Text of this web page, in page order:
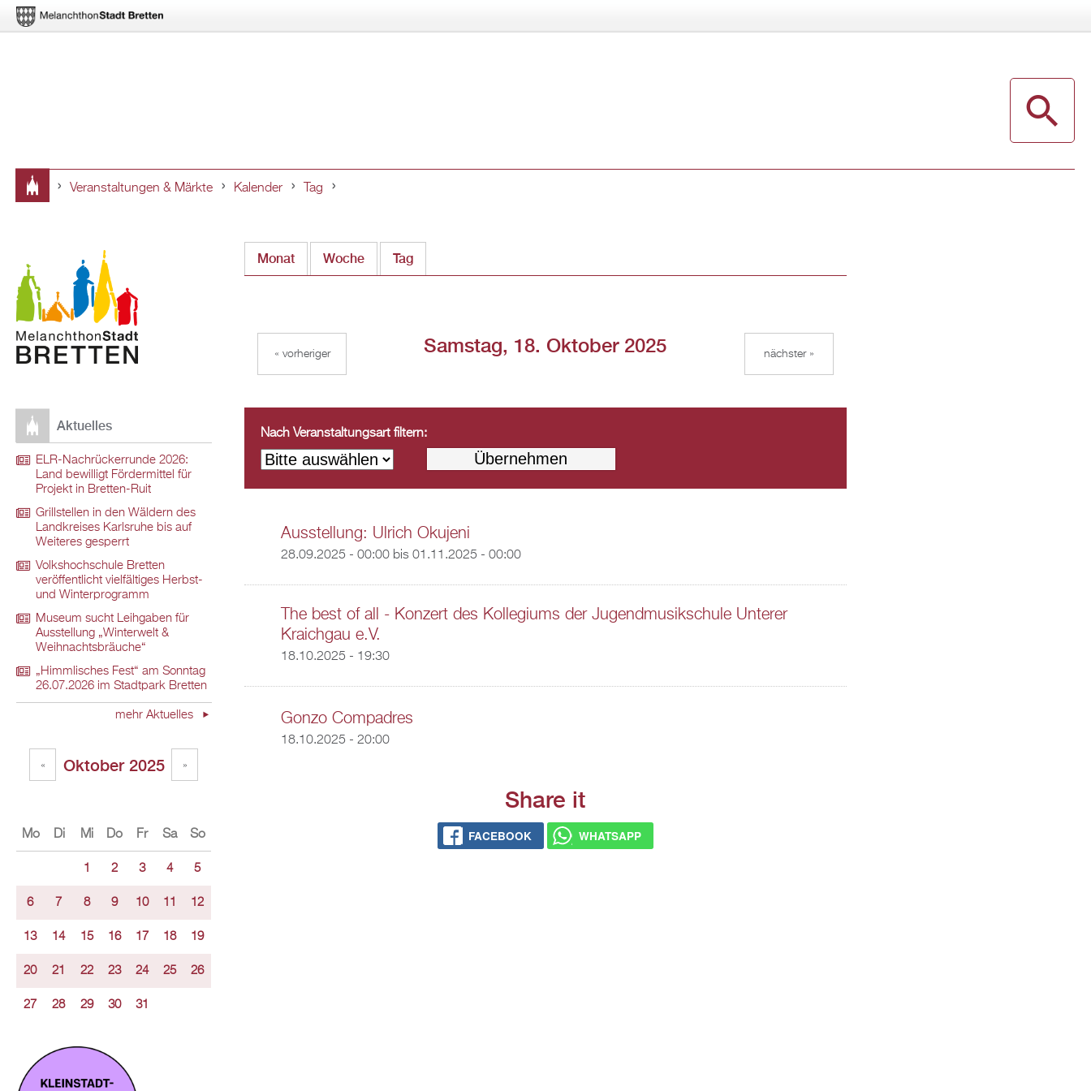
hier
Veranstaltungen & Märkte Kalender Tag
Monat Woche Tag(aktiver Reiter)
Samstag, 18. Oktober 2025
« vorheriger nächster »
Nach Veranstaltungsart filtern:
Ausstellung: Ulrich Okujeni
28.09.2025 - 00:00bis 01.11.2025 - 00:00
The best of all - Konzert des Kollegiums der Jugendmusikschule Unterer
Kraichgau e.V.
18.10.2025 - 19:30
Gonzo Compadres
18.10.2025 - 20:00
Share it
FACEBOOK WHATSAPP
Aktuelles
ELR-Nachrückerrunde 2026:
Land bewilligt Fördermittel für
Projekt in Bretten-Ruit
Grillstellen in den Wäldern des
Landkreises Karlsruhe bis auf
Weiteres gesperrt
Volkshochschule Bretten
veröffentlicht vielfältiges Herbst-
und Winterprogramm
Museum sucht Leihgaben für
Ausstellung „Winterwelt &
Weihnachtsbräuche“
„Himmlisches Fest“ am Sonntag
26.07.2026 im Stadtpark Bretten
mehr Aktuelles
Oktober 2025
« »
Mo Di Mi Do Fr Sa So
1 2 3 4 5
6 7 8 9 10 11 12
13 14 15 16 17 18 19
20 21 22 23 24 25 26
27 28 29 30 31